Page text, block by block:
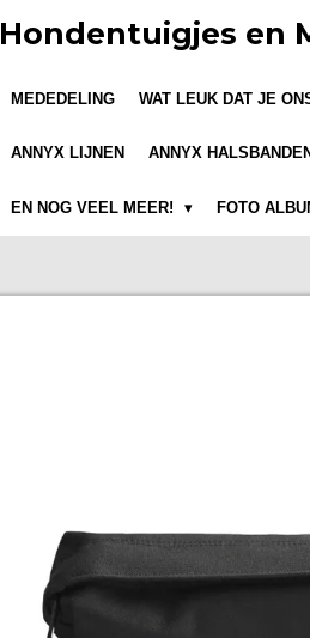
Hondentuigjes en
MEDEDELING WAT LEUK DAT JE
ANNYX LIJNEN ANNYX HALSBANDEN
EN NOG VEEL MEER! FOTO